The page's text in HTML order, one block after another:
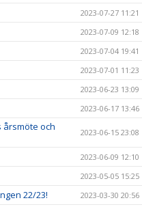
2023-07-27 11:21
2023-07-09 12:18
2023-07-04 19:41
2023-07-01 11:23
2023-06-23 13:09
2023-06-17 13:46
årsmöte och
2023-06-15 23:08
2023-06-09 12:10
2023-05-05 15:25
22/23! 2023-03-30 20:56